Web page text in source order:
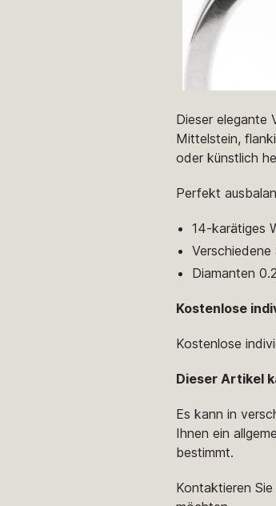
Dieser elegante
Mittelstein,
oder künstlich
Perfekt
14-karätiges
Diamanten
Kostenlose
Kostenlose
Dieser Artikel
Es kann in
Ihnen ein
bestimmt.
Kontaktieren